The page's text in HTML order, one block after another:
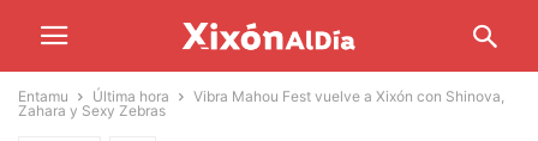
Entamu Última hora
Vibra Mahou Fest vuelve a Xixón con Shinova,
Zahara y Sexy Zebras